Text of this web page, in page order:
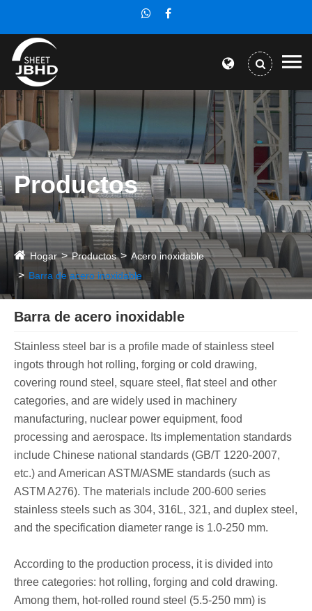
Productos
Hogar Productos
Acero inoxidable
Barra de acero inoxidable
Barra de acero inoxidable
Stainless steel bar is a profile made of stainless steel
ingots through hot rolling, forging or cold drawing,
covering round steel, square steel, flat steel and other
categories, and are widely used in machinery
manufacturing, nuclear power equipment, food
processing and aerospace. Its implementation standards
include Chinese national standards (GB/T 1220-2007,
etc.) and American ASTM/ASME standards (such as
ASTM A276). The materials include 200-600 series
stainless steels such as 304, 316L, 321, and duplex steel,
and the specification diameter range is 1.0-250 mm.
According to the production process, it is divided into
three categories: hot rolling, forging and cold drawing.
Among them, hot-rolled round steel (5.5-250 mm) is